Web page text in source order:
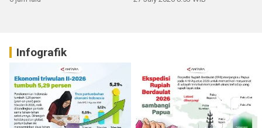
Infografik